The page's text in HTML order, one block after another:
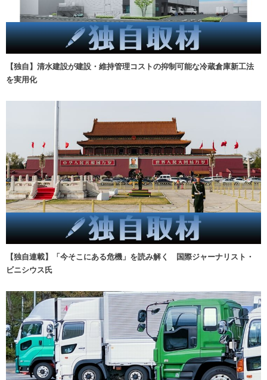
【独自】清水建設が建設・維持管理コストの抑制可能な冷蔵倉庫新工法
を実用化
【独自連載】「今そこにある危機」を読み解く 国際ジャーナリスト・
ビニシウス氏